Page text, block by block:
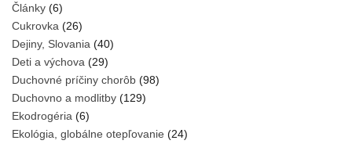
Články (6)
Cukrovka (26)
Dejiny, Slovania (40)
Deti a výchova (29)
Duchovné príčiny chorôb (98)
Duchovno a modlitby (129)
Ekodrogéria (6)
Ekológia, globálne otepľovanie (24)